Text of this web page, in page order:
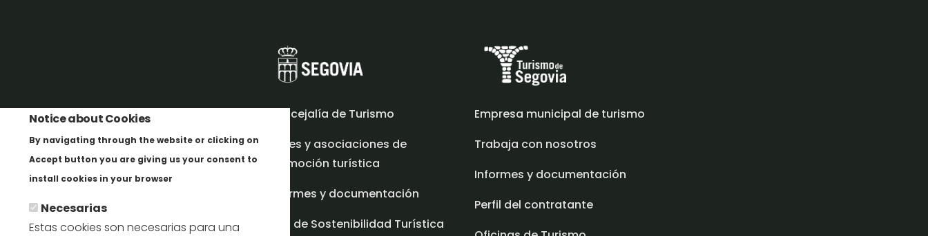
Notice about Cookies
By navigating through the website or clicking on
Accept button you are giving us your consent to
install cookies in your browser
Necesarias
Estas cookies son necesarias para una
Concejalía de Turismo
Redes y asociaciones de
promoción turística
Informes y documentación
Plan de Sostenibilidad Turística
Empresa municipal de turismo
Trabaja con nosotros
Informes y documentación
Perfil del contratante